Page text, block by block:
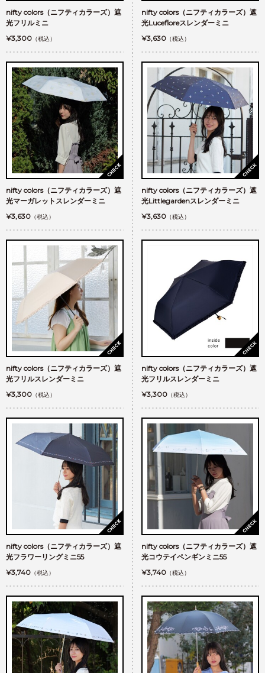
nifty colors（ニフティカラーズ）遮
光フリルミニ
¥3,300 （税込）
nifty colors（ニフティカラーズ）遮
光Lucefloreスレンダーミニ
¥3,630 （税込）
nifty colors（ニフティカラーズ）遮
光マーガレットスレンダーミニ
¥3,630 （税込）
nifty colors（ニフティカラーズ）遮
光Littlegardenスレンダーミニ
¥3,630 （税込）
nifty colors（ニフティカラーズ）遮
光フリルスレンダーミニ
¥3,300 （税込）
nifty colors（ニフティカラーズ）遮
光フリルスレンダーミニ
¥3,300 （税込）
nifty colors（ニフティカラーズ）遮
光フラワーリングミニ55
¥3,740 （税込）
nifty colors（ニフティカラーズ）遮
光コウテイペンギンミニ55
¥3,740 （税込）